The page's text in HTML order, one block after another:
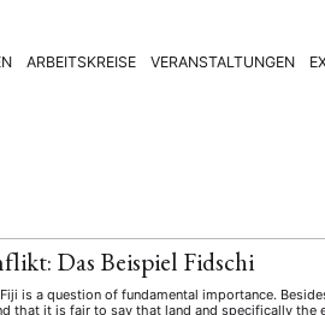
ARBEITSKREISE VERANSTALTUNGEN
Das Beispiel Fidschi
is a question of fundamental importance.
that it is fair to say that land and specifically